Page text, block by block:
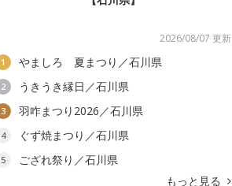
2026/08/07 更新
1 やましろ 夏まつり／石川県
2 うきうき縁日／石川県
3 羽咋まつり2026／石川県
4 ぐず焼まつり／石川県
5
ござれ祭り／石川県
もっと見る